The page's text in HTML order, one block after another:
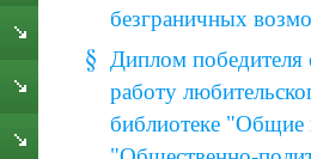
безграничных
Диплом
работу
библиотеке "Общие